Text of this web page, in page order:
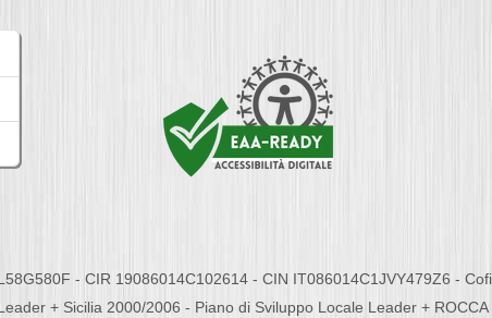
- CIR 19086014C102614 - CIN IT086014C1JVY479Z6 -
+ Sicilia 2000/2006 - Piano di Sviluppo Locale Leader + ROCCA